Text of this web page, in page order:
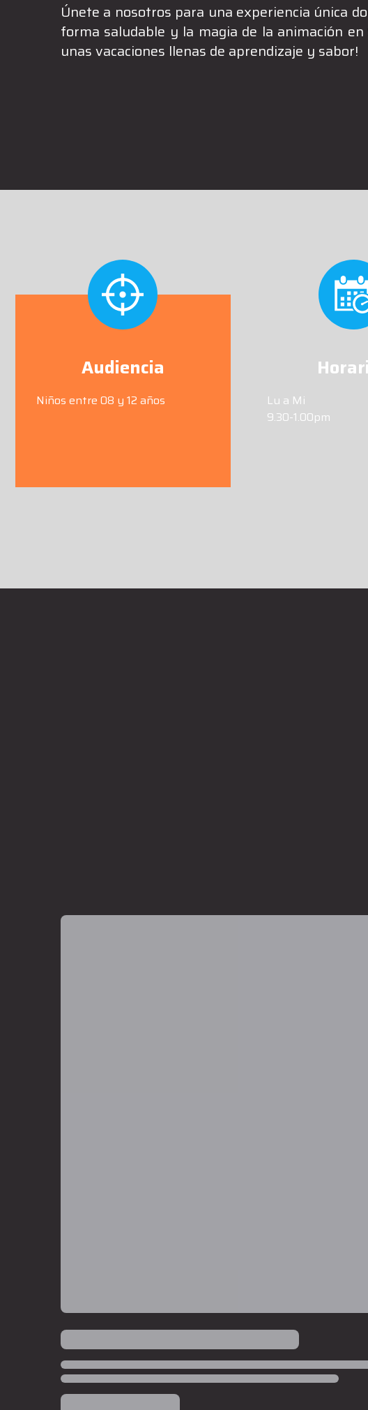
Únete a nosotros para una experiencia única
forma saludable y la magia de la animación
unas vacaciones llenas de aprendizaje y sabor!
Audiencia
Niños entre 08 y 12 años
Lu a Mi
9.30-1.00pm